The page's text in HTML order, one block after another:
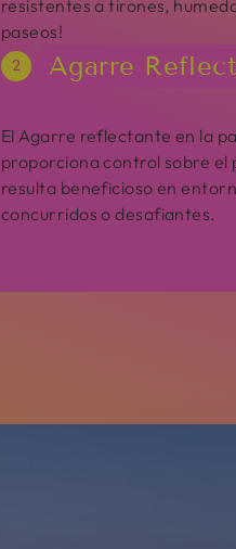
resistentes a tirones,
paseos!
2 Agarre
El Agarre reflectante en la
proporciona control sobre el
resulta beneficioso en
concurridos o desafiantes.